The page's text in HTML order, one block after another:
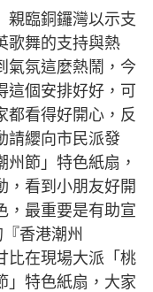
親臨銅鑼灣以示支
歌舞的支持與熱
氣氛這麼熱鬧，今
這個安排好好，可
都看得好開心，反
請纓向市民派發
州節」特色紙扇，
，看到小朋友好開
，最重要是有助宣
香港潮州
比在現場大派「桃
」特色紙扇，大家